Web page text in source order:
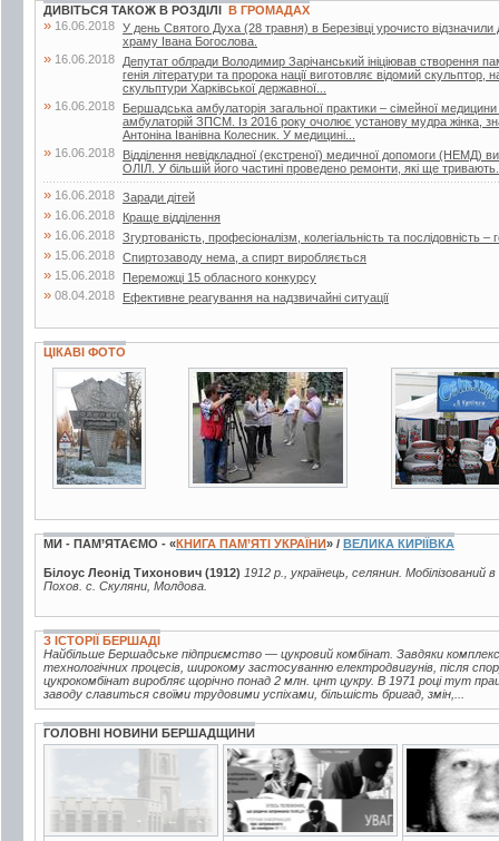
ДИВІТЬСЯ ТАКОЖ В РОЗДІЛІ В ГРОМАДАХ
» 16.06.2018 У день Святого Духа (28 травня) в Березівці урочисто відзначили
храму Івана Богослова.
» 16.06.2018
Депутат облради Володимир Зарічанський ініціював створення
генія літератури та пророка нації виготовляє відомий
скульптури Харківської державної...
» 16.06.2018
Бершадська амбулаторія загальної практики – сімейної
амбулаторій ЗПСМ. Із 2016 року очолює установу мудра жінка,
Антоніна Іванівна Колесник. У медицині...
» 16.06.2018
Відділення невідкладної (екстреної) медичної допомоги (НЕМД)
ОЛІЛ. У більшій його частині проведено ремонти, які ще тривають.
» 16.06.2018 Заради дітей
» 16.06.2018 Краще відділення
» 16.06.2018 Згуртованість, професіоналізм, колегіальність та послідовність –
» 15.06.2018 Спиртозаводу нема, а спирт виробляється
» 15.06.2018 Переможці 15 обласного конкурсу
» 08.04.2018 Ефективне реагування на надзвичайні ситуації
ЦІКАВІ ФОТО
13 фото 2 фото 1 фото
МИ - ПАМ’ЯТАЄМО - «КНИГА ПАМ’ЯТІ УКРАЇНИ» / ВЕЛИКА КИРІЇВКА
Білоус Леонід Тихонович (1912) 1912 р., українець, селянин.
Похов. с. Скуляни, Молдова.
З ІСТОРІЇ БЕРШАДІ
Найбільше Бершадське підприємство — цукровий комбінат. Завдяки
технологічних процесів, широкому застосуванню електродвигунів, після
цукрокомбінат виробляє щорічно понад 2 млн. цнт цукру. В 1971 році тут
заводу славиться своїми трудовими успіхами, більшість бригад, змін,...
ГОЛОВНІ НОВИНИ БЕРШАДЩИНИ